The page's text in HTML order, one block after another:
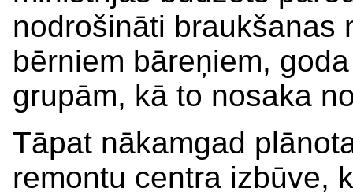
nodrošināti braukšanas
bērniem bāreņiem,
grupām, kā to nosaka
Tāpat nākamgad
remontu centra izbūve,